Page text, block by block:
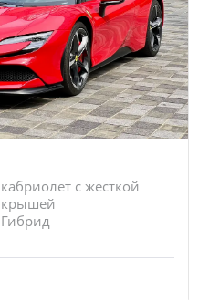
кабриолет с жесткой
крышей
Гибрид